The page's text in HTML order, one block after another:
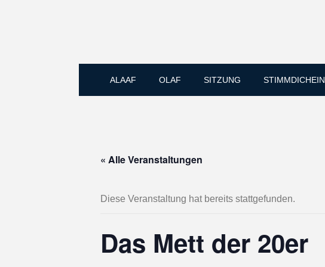
ALAAF OLAF SITZUNG STIMMDICHEIN
« Alle Veranstaltungen
Diese Veranstaltung hat bereits stattgefunden.
Das Mett der 20er